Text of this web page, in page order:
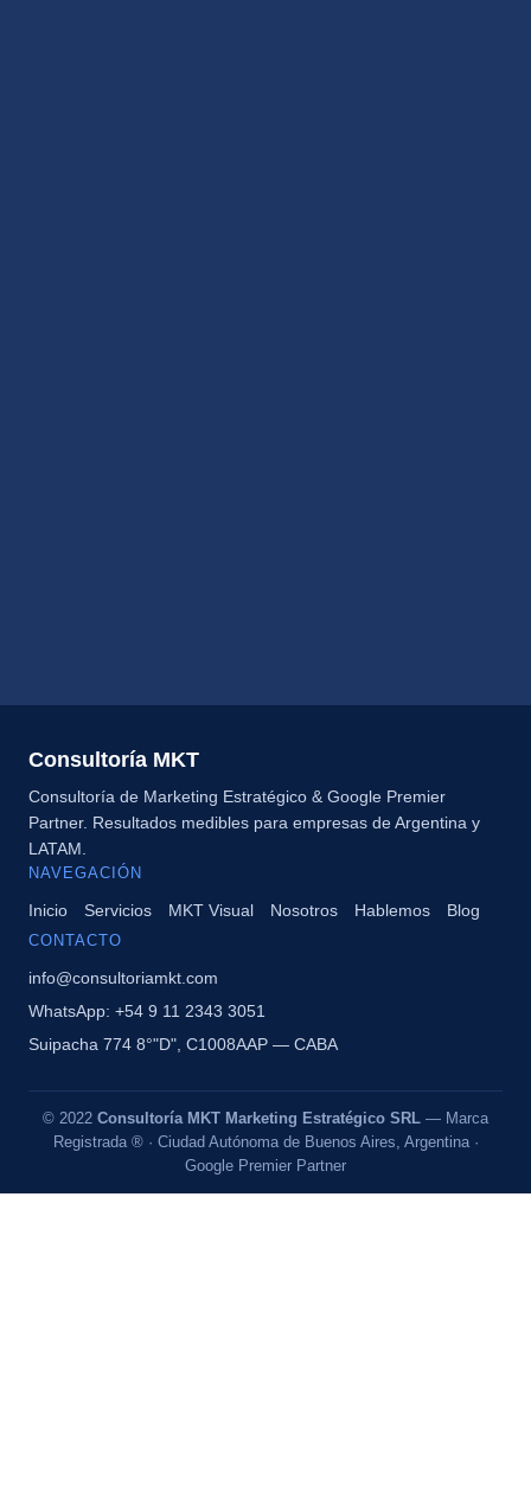
Consultoría MKT
Consultoría de Marketing Estratégico & Google Premier
Partner. Resultados medibles para empresas de Argentina y
LATAM.
NAVEGACIÓN
Inicio Servicios MKT Visual Nosotros Hablemos Blog
CONTACTO
info@consultoriamkt.com
WhatsApp: +54 9 11 2343 3051
Suipacha 774 8°"D", C1008AAP — CABA
© 2022 Consultoría MKT Marketing Estratégico SRL — Marca
Registrada ® · Ciudad Autónoma de Buenos Aires, Argentina ·
Google Premier Partner